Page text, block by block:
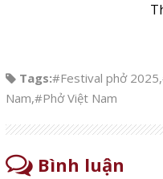
Tags:#Festival phở 2025,
Nam,#Phở Việt Nam
Bình luận